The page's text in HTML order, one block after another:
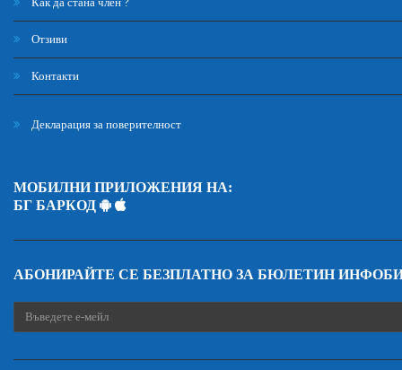
Отзиви
Контакти
Декларация за поверителност
МОБИЛНИ ПРИЛОЖЕНИЯ НА:
БГ БАРКОД
АБОНИРАЙТЕ СЕ БЕЗПЛАТНО ЗА БЮЛЕТИН